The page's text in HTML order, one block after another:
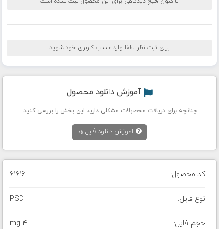
برای ثبت نظر لطفا وارد حساب کاربری خود شوید
آموزش دانلود محصول
چنانچه برای دریافت محصولات مشکلی دارید این بخش را بررسی کنید.
آموزش دانلود فایل ها
کد محصول: 61616
نوع فایل: PSD
حجم فایل: 4 mg